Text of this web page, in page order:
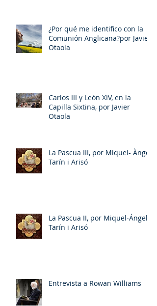
¿Por qué me identifico con la
Comunión Anglicana?por Javier
Otaola
Carlos III y León XIV, en la
Capilla Sixtina, por Javier
Otaola
La Pascua III, por Miquel- Àngel
Tarín i Arisó
La Pascua II, por Miquel-Ángel
Tarín i Arisó
Entrevista a Rowan Williams